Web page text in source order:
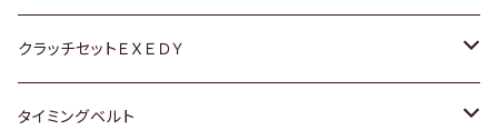
マツダ
三菱
アストロ（シボレー）
クライスラー
日産
ダイハツ
日産
ホンダ
ホンダ
スズキ
クラッチセットＥＸＥＤＹ
ホンダ
タイミングベルト